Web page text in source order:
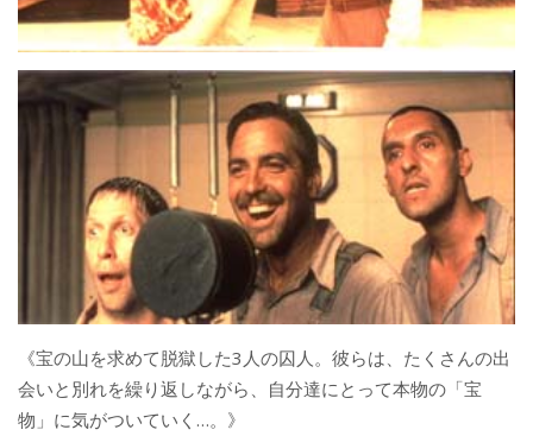
《宝の山を求めて脱獄した3人の囚人。彼らは、たくさんの出
会いと別れを繰り返しながら、自分達にとって本物の「宝
物」に気がついていく…。》